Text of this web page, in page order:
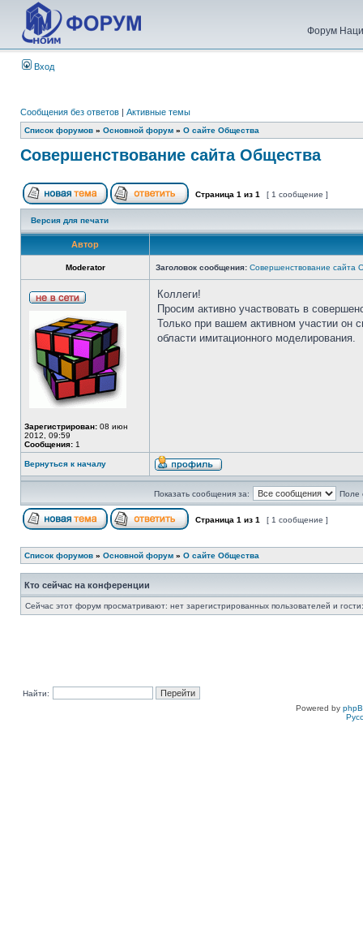
Форум
Вход
Сообщения без ответов | Активные темы
Список форумов » Основной форум » О сайте Общества
Совершенствование сайта Общества
Страница 1 из 1 [ 1 сообщение ]
Версия для печати
Автор
Moderator Заголовок сообщения: Совершенствование сайта
Зарегистрирован: 08 июн
2012, 09:59
Сообщения: 1
Коллеги!
Просим активно участвовать в
Только при вашем активном участии он
области имитационного моделирования.
Вернуться к началу
Показать сообщения за: Поле
Страница 1 из 1 [ 1 сообщение ]
Список форумов » Основной форум » О сайте Общества
Кто сейчас на конференции
Сейчас этот форум просматривают: нет зарегистрированных пользователей и
Найти:
Powered by